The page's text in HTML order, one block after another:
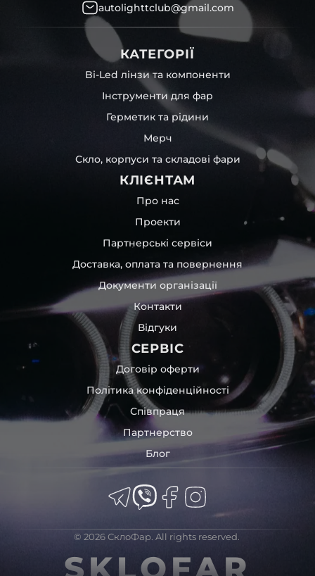
autolighttclub@gmail.com
КАТЕГОРІЇ
Bi-Led лінзи та компоненти
Інструменти для фар
Герметик та рідини
Мерч
Скло, корпуси та складові фари
КЛІЄНТАМ
Про нас
Проекти
Партнерські сервіси
Доставка, оплата та повернення
Документи організації
Контакти
Відгуки
СЕРВІС
Договір оферти
Політика конфіденційності
Співпраця
Партнерство
Блог
© 2026 СклоФар. All rights reserved.
SKLOFAR